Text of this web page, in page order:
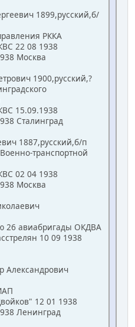
1899,русский,б/
РККА
22 08 1938
Москва
1900,русский,?
15.09.1938
Сталинград
1887,русский,б/п
транспортной
02 04 1938
Москва
26 авиабригады ОКДВА
10 09 1938
Александрович
12 01 1938
Ленинград